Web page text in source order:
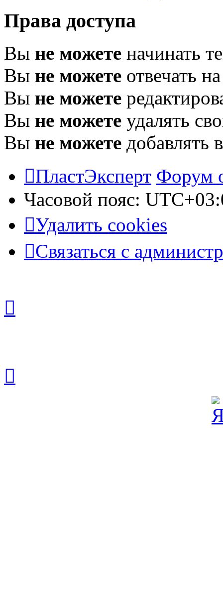
Права доступа
Вы не можете начинать
Вы не можете отвечать
Вы не можете
Вы не можете удалять
Вы не можете добавлять
ПластЭксперт Форум
Часовой пояс:
Удалить cookies
Связаться с